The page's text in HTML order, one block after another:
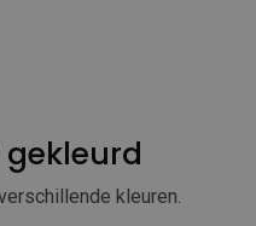
gekleurd
kleuren.